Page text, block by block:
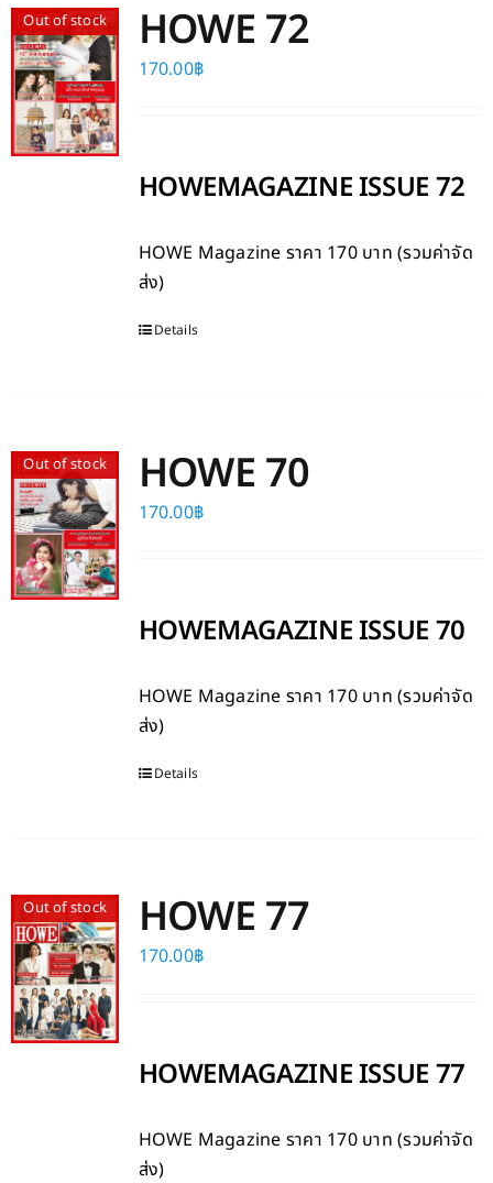
Out of stock HOWE 72
170.00฿
HOWEMAGAZINE ISSUE 72
HOWE Magazine ราคา 170 บาท (รวมค่าจัด
ส่ง)
Details
Out of stock HOWE 70
170.00฿
HOWEMAGAZINE ISSUE 70
HOWE Magazine ราคา 170 บาท (รวมค่าจัด
ส่ง)
Details
Out of stock HOWE 77
170.00฿
HOWEMAGAZINE ISSUE 77
HOWE Magazine ราคา 170 บาท (รวมค่าจัด
ส่ง)